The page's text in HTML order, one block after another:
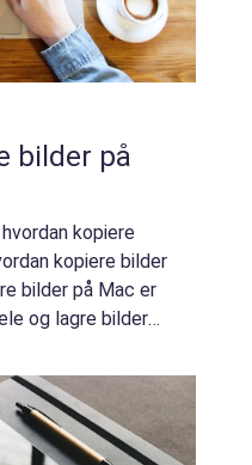
bilder på
kopiere
kopiere bilder
bilder på Mac er
og lagre bilder